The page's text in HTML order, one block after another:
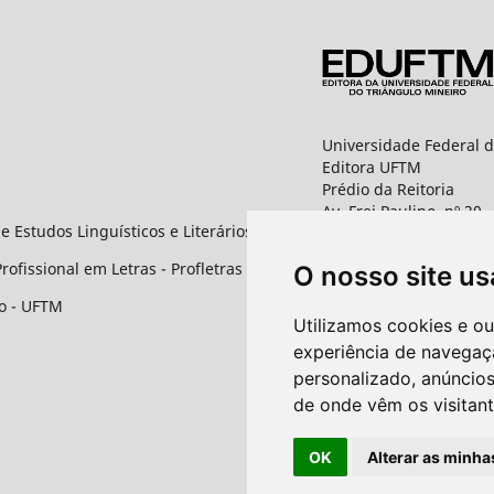
O nosso site
Utilizamos cookies e
experiência de
personalizado,
de onde vêm os
OK Alterar as
Estudos Linguísticos e Literários
em Letras - Profletras
- UFTM
Universidade Federal
Editora UFTM
Prédio da Reitoria
Av. Frei Paulino, nº 30,
CEP: 38025-180 -
Contato
E-mail:
Site
Revistas UFTM